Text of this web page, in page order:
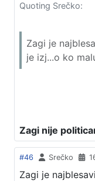
Quoting Srečko:
Zagi je
je izj...o ko
Zagi nije
#46 Srečko
Zagi je